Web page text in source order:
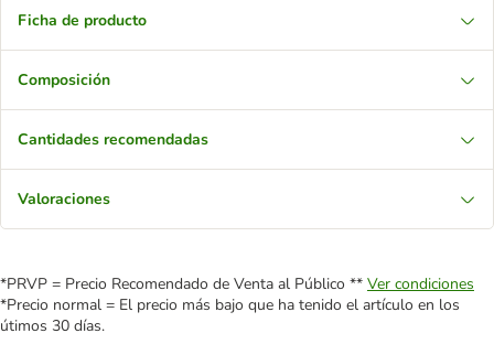
Ficha de producto
Composición
Cantidades recomendadas
Valoraciones
*PRVP = Precio Recomendado de Venta al Público ** Ver condiciones
*Precio normal = El precio más bajo que ha tenido el artículo en los
útimos 30 días.